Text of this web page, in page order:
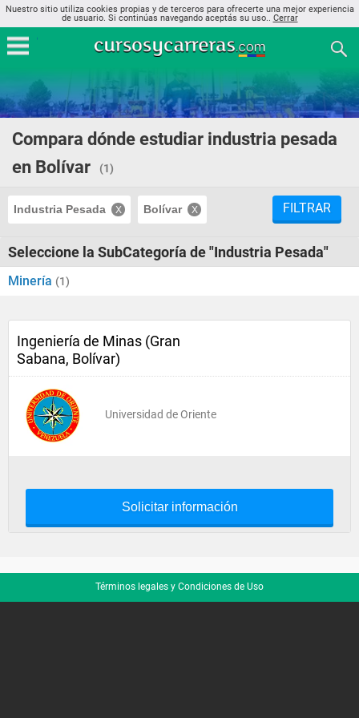
Nuestro sitio utiliza cookies propias y de terceros para ofrecerte una mejor experiencia
de usuario. Si continúas navegando aceptás su uso.. Cerrar
Compara dónde estudiar industria pesada
en Bolívar
(1)
Industria Pesada Bolívar FILTRAR
Seleccione la SubCategoría de "Industria Pesada"
Minería (1)
Ingeniería de Minas (Gran
Sabana, Bolívar)
Universidad de Oriente
Solicitar información
Términos legales y Condiciones de Uso